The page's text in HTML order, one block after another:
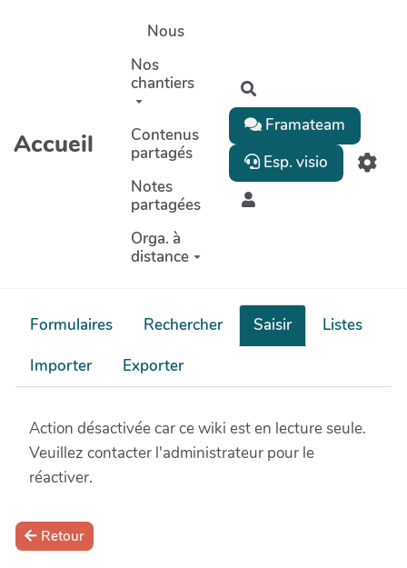
Aller au contenu principal
Accueil
Nous
Nos
chantiers
Contenus
partagés
Notes
partagées
Orga. à
distance
Framateam
Esp. visio
Formulaires Rechercher Saisir
Listes
Importer
Exporter
Action désactivée car ce wiki est en lecture seule.
Veuillez contacter l'administrateur pour le
réactiver.
Retour